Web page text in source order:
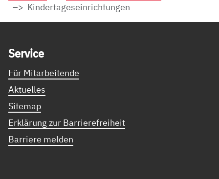
Kindertageseinrichtungen
Ser­vice
Für Mitarbeitende
Aktuelles
Sitemap
Erklärung zur Barrierefreiheit
Barriere melden